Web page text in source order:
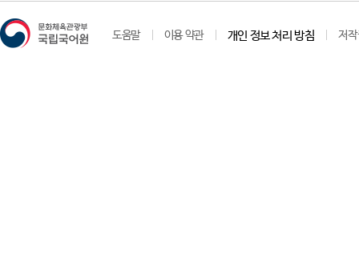
도움말 이용 약관 개인 정보 처리 방침 저